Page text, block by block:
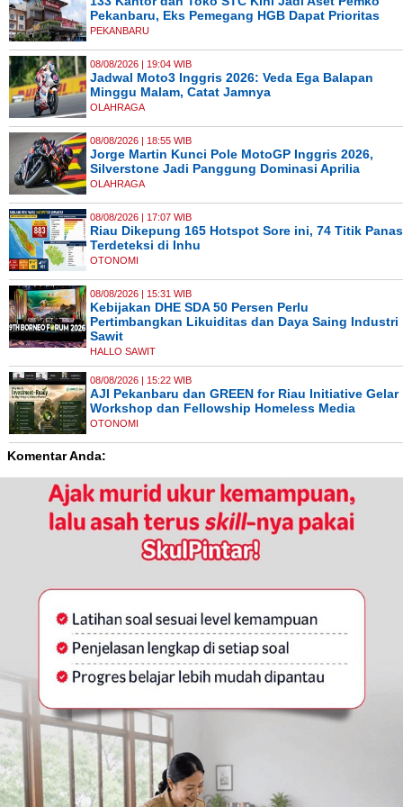
Pekanbaru, Eks Pemegang HGB Dapat Prioritas
PEKANBARU
08/08/2026 | 19:04 WIB
Jadwal Moto3 Inggris 2026: Veda Ega Balapan
Minggu Malam, Catat Jamnya
OLAHRAGA
08/08/2026 | 18:55 WIB
Jorge Martin Kunci Pole MotoGP Inggris 2026,
Silverstone Jadi Panggung Dominasi Aprilia
OLAHRAGA
08/08/2026 | 17:07 WIB
Riau Dikepung 165 Hotspot Sore ini, 74 Titik Panas
Terdeteksi di Inhu
OTONOMI
08/08/2026 | 15:31 WIB
Kebijakan DHE SDA 50 Persen Perlu
Pertimbangkan Likuiditas dan Daya Saing Industri
Sawit
HALLO SAWIT
08/08/2026 | 15:22 WIB
AJI Pekanbaru dan GREEN for Riau Initiative Gelar
Workshop dan Fellowship Homeless Media
OTONOMI
Komentar Anda: